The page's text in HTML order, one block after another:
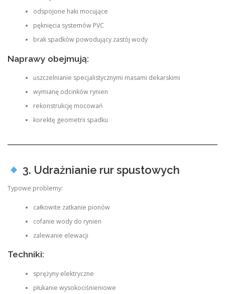
odspojone haki mocujące
pęknięcia systemów PVC
brak spadków powodujący zastój wody
Naprawy obejmują:
uszczelnianie specjalistycznymi masami dekarskimi
wymianę odcinków rynien
rekonstrukcję mocowań
korektę geometrii spadku
3. Udrażnianie rur spustowych
Typowe problemy:
całkowite zatkanie pionów
cofanie wody do rynien
zalewanie elewacji
Techniki:
sprężyny elektryczne
płukanie wysokociśnieniowe